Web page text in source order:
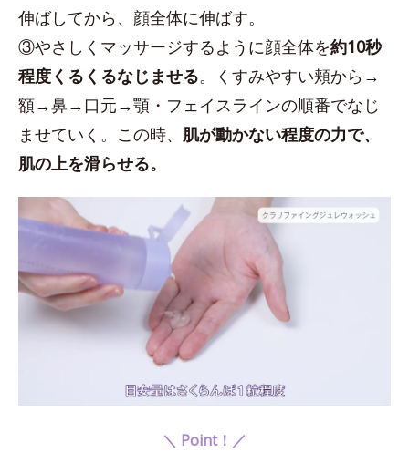
伸ばしてから、顔全体に伸ばす。
③やさしくマッサージするように顔全体を約10秒
程度くるくるなじませる。くすみやすい頬から→
額→鼻→口元→顎・フェイスラインの順番でなじ
ませていく。この時、 肌が動かない程度の力で、
肌の上を滑らせる。
＼ Point！／